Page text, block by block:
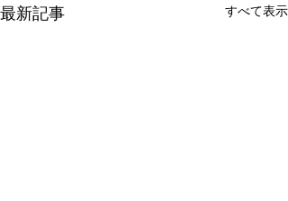
最新記事 すべて表示